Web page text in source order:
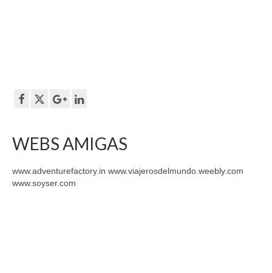
WEBS AMIGAS
www.adventurefactory.in www.viajerosdelmundo.weebly.com
www.soyser.com